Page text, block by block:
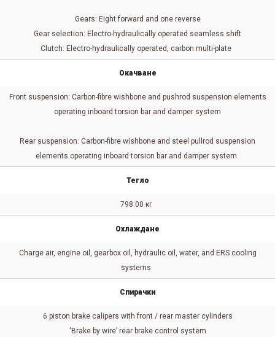
Gears: Eight forward and one reverse
Gear selection: Electro-hydraulically operated seamless shift
Clutch: Electro-hydraulically operated, carbon multi-plate
Окачване
Front suspension: Carbon-fibre wishbone and pushrod suspension elements
operating inboard torsion bar and damper system
Rear suspension: Carbon-fibre wishbone and steel pullrod suspension
elements operating inboard torsion bar and damper system
Тегло
798.00 кг
Охлаждане
Charge air, engine oil, gearbox oil, hydraulic oil, water, and ERS cooling
systems
Спирачки
6 piston brake calipers with front / rear master cylinders
‘Brake by wire’ rear brake control system